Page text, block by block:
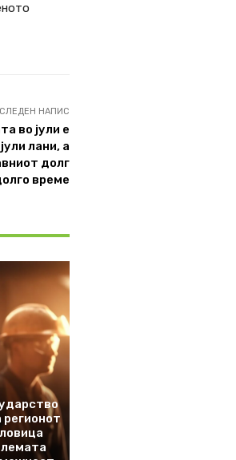
СЛЕДЕН НАПИС
во јули е
лани, а
долг
време